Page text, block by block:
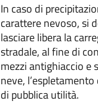
In caso di
carattere nevoso, si
lasciare libera la
stradale, al fine di
mezzi antighiaccio e
neve,
di pubblica utilità.